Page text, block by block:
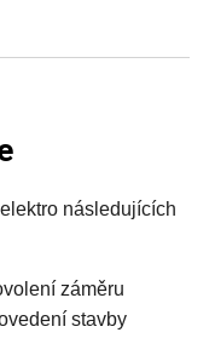
následujících
záměru
stavby